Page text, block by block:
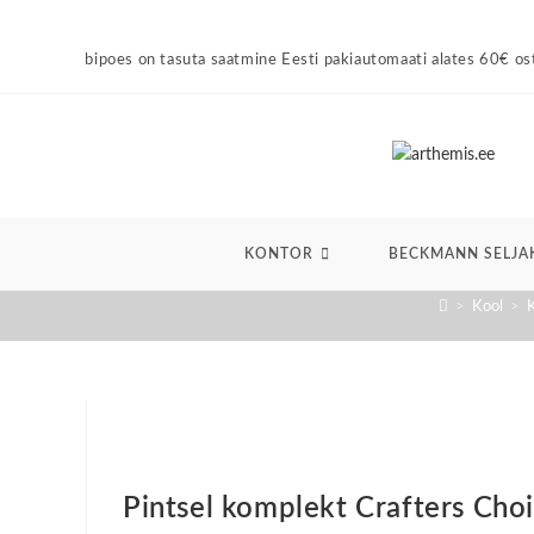
on tasuta saatmine Eesti pakiautomaati alates 60€ ostust!
KONTOR BECKMANN
> Kool >
Pintsel komplekt Crafters